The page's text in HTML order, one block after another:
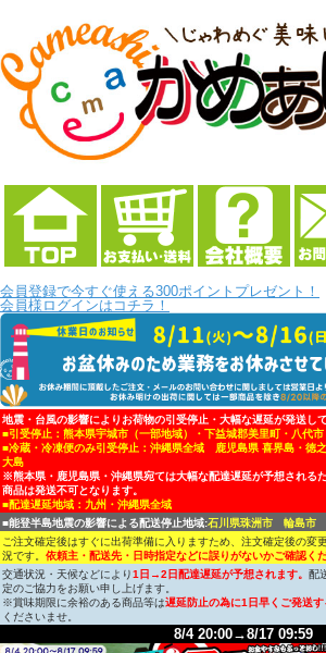
会員登録で今すぐ使える300ポイントプレゼント！
会員様ログインはコチラ！
地震・台風の影響によりお荷物の引受停止・大幅な遅延が発送して
■引受停止：熊本県宇城市（一部地域）・下益城郡美里町・八代
■冷蔵・冷凍便のみ引受停止：沖縄県全域 鹿児島県 喜界島・徳
大島
※熊本県・鹿児島県・沖縄県宛ては大幅な配達遅延が予想される
商品は発送不可となります。
■配達遅延地域：九州・沖縄県全域
■能登半島地震の影響による配送停止地域:石川県珠洲市 輪島市
ご注文確定後はすぐに出荷準備に入りますため、注文確定後の変
況です。 依頼主・配送先・日時指定などに誤りがないかご確認くだ
交通状況・天候などにより1日→2日配達遅延が予想されます。 配
定のご協力をお願い申し上げます。
※賞味期限に余裕のある商品等は遅延防止の為に1日早くご発送
くださいませ。
8/4 20:00→8/17 09:59